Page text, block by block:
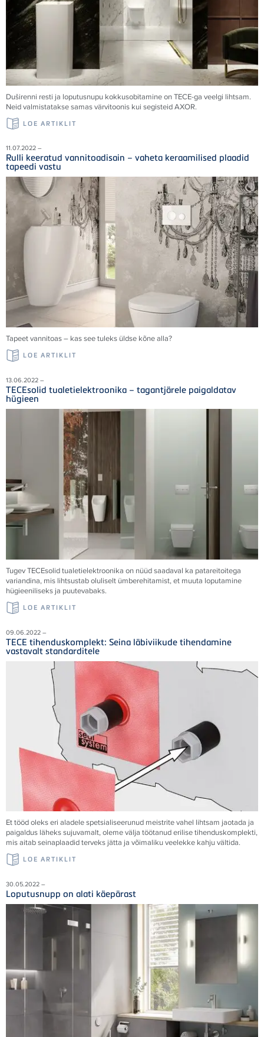
Duširenni resti ja loputusnupu kokkusobitamine on TECE-ga veelgi lihtsam.
Neid valmistatakse samas värvitoonis kui segisteid AXOR.
LOE ARTIKLIT
11.07.2022 –
Rulli keeratud vannitoadisain – vaheta keraamilised plaadid
tapeedi vastu
Tapeet vannitoas – kas see tuleks üldse kõne alla?
LOE ARTIKLIT
13.06.2022 –
TECEsolid tualetielektroonika – tagantjärele paigaldatav
hügieen
Tugev TECEsolid tualetielektroonika on nüüd saadaval ka patareitoitega
variandina, mis lihtsustab oluliselt ümberehitamist, et muuta loputamine
hügieeniliseks ja puutevabaks.
LOE ARTIKLIT
09.06.2022 –
TECE tihenduskomplekt: Seina läbiviikude tihendamine
vastavalt standarditele
Et tööd oleks eri aladele spetsialiseerunud meistrite vahel lihtsam jaotada ja
paigaldus läheks sujuvamalt, oleme välja töötanud erilise tihenduskomplekti,
mis aitab seinaplaadid terveks jätta ja võimaliku veelekke kahju vältida.
LOE ARTIKLIT
30.05.2022 –
Loputusnupp on alati käepärast